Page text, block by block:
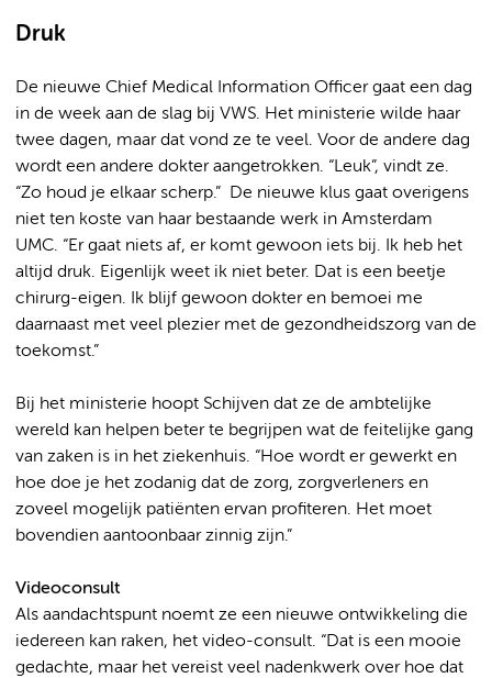
Druk
De nieuwe Chief Medical Information Officer gaat een dag
in de week aan de slag bij VWS. Het ministerie wilde haar
twee dagen, maar dat vond ze te veel. Voor de andere dag
wordt een andere dokter aangetrokken. “Leuk”, vindt ze.
“Zo houd je elkaar scherp.” De nieuwe klus gaat overigens
niet ten koste van haar bestaande werk in Amsterdam
UMC. “Er gaat niets af, er komt gewoon iets bij. Ik heb het
altijd druk. Eigenlijk weet ik niet beter. Dat is een beetje
chirurg-eigen. Ik blijf gewoon dokter en bemoei me
daarnaast met veel plezier met de gezondheidszorg van de
toekomst.”
Bij het ministerie hoopt Schijven dat ze de ambtelijke
wereld kan helpen beter te begrijpen wat de feitelijke gang
van zaken is in het ziekenhuis. “Hoe wordt er gewerkt en
hoe doe je het zodanig dat de zorg, zorgverleners en
zoveel mogelijk patiënten ervan profiteren. Het moet
bovendien aantoonbaar zinnig zijn.”
Videoconsult
Als aandachtspunt noemt ze een nieuwe ontwikkeling die
iedereen kan raken, het video-consult. “Dat is een mooie
gedachte, maar het vereist veel nadenkwerk over hoe dat